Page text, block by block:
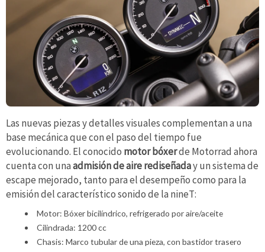
Las nuevas piezas y detalles visuales complementan a una
base mecánica que con el paso del tiempo fue
evolucionando. El conocido motor bóxerde Motorrad ahora
cuenta con unaadmisión de aire rediseñaday un sistema de
escape mejorado, tanto para el desempeño como para la
emisión del característico sonido de la nineT:
Motor: Bóxer bicilíndrico, refrigerado por aire/aceite
Cilindrada: 1200 cc
Chasis: Marco tubular de una pieza, con bastidor trasero